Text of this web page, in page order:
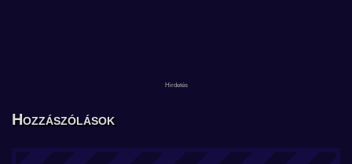
Hozzászólások